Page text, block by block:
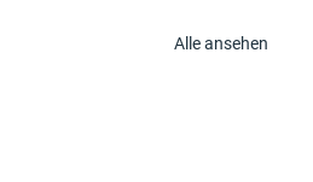
Alle ansehen